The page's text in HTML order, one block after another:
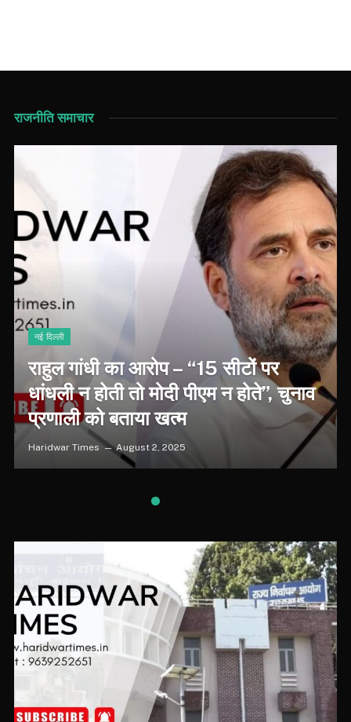
राजनीति समाचार
नई दिल्ली
राहुल गांधी का आरोप – “15 सीटों पर
धांधली न होती तो मोदी पीएम न होते”, चुनाव
प्रणाली को बताया खत्म
Haridwar Times August 2, 2025